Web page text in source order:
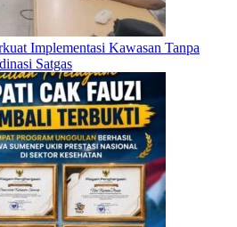
Implementasi Kawasan Tanpa
Satgas